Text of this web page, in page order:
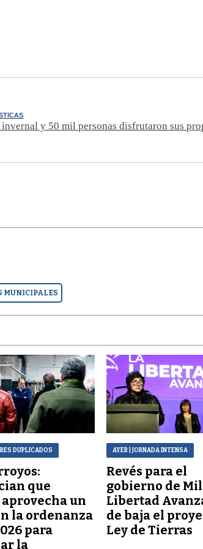
y 50 mil personas disfrutaron sus
MUNICIPALES
DUPLICADOS
que
aprovecha un
la ordenanza
para
la
AYER | JORNADA INTENSA
Revés para el
gobierno de
Libertad
de baja el
Ley de Tierras